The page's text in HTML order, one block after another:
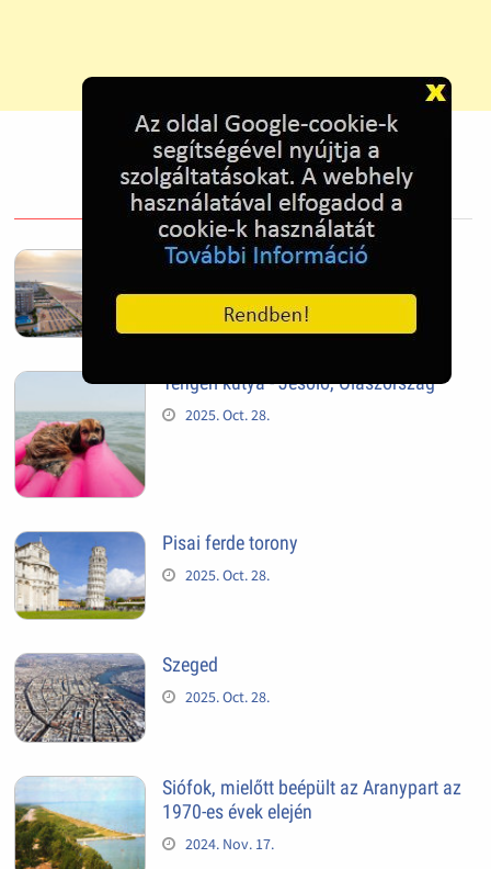
Homokos tengerpart, Lido di Jesolo,
2025. Oct. 28.
Tengeri kutya - Jesolo, Olaszország
2025. Oct. 28.
Pisai ferde torony
2025. Oct. 28.
Szeged
2025. Oct. 28.
Siófok, mielőtt beépült az Aranypart az
1970-es évek elején
2024. Nov. 17.